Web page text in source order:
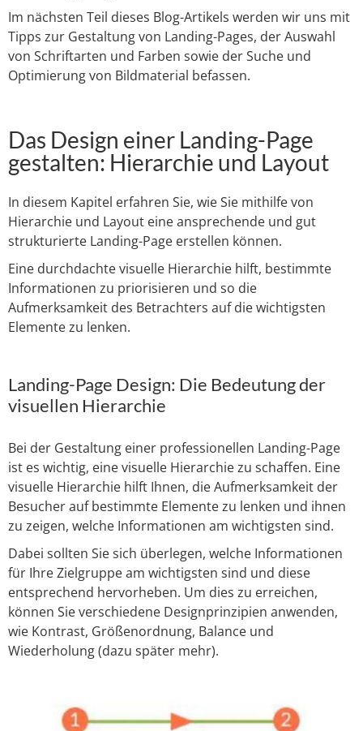
Im nächsten Teil dieses Blog-Artikels werden wir uns mit
Tipps zur Gestaltung von Landing-Pages, der Auswahl
von Schriftarten und Farben sowie der Suche und
Optimierung von Bildmaterial befassen.
Das Design einer Landing-Page
gestalten: Hierarchie und Layout
In diesem Kapitel erfahren Sie, wie Sie mithilfe von
Hierarchie und Layout eine ansprechende und gut
strukturierte Landing-Page erstellen können.
Eine durchdachte visuelle Hierarchie hilft, bestimmte
Informationen zu priorisieren und so die
Aufmerksamkeit des Betrachters auf die wichtigsten
Elemente zu lenken.
Landing-Page Design: Die Bedeutung der
visuellen Hierarchie
Bei der Gestaltung einer professionellen Landing-Page
ist es wichtig, eine visuelle Hierarchie zu schaffen. Eine
visuelle Hierarchie hilft Ihnen, die Aufmerksamkeit der
Besucher auf bestimmte Elemente zu lenken und ihnen
zu zeigen, welche Informationen am wichtigsten sind.
Dabei sollten Sie sich überlegen, welche Informationen
für Ihre Zielgruppe am wichtigsten sind und diese
entsprechend hervorheben. Um dies zu erreichen,
können Sie verschiedene Designprinzipien anwenden,
wie Kontrast, Größenordnung, Balance und
Wiederholung (dazu später mehr).